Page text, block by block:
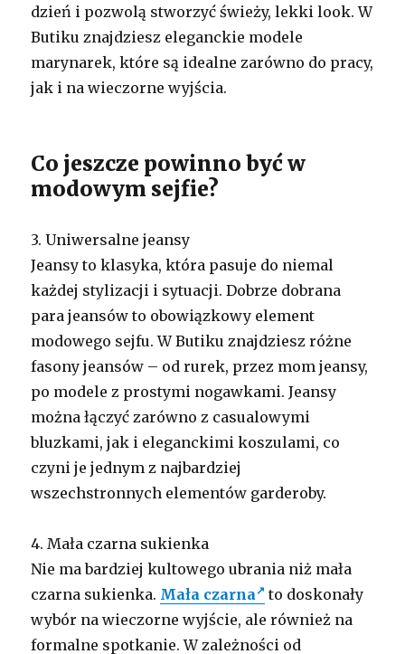
dzień i pozwolą stworzyć świeży, lekki look. W
Butiku znajdziesz eleganckie modele
marynarek, które są idealne zarówno do pracy,
jak i na wieczorne wyjścia.
Co jeszcze powinno być w
modowym sejfie?
3. Uniwersalne jeansy
Jeansy to klasyka, która pasuje do niemal
każdej stylizacji i sytuacji. Dobrze dobrana
para jeansów to obowiązkowy element
modowego sejfu. W Butiku znajdziesz różne
fasony jeansów – od rurek, przez mom jeansy,
po modele z prostymi nogawkami. Jeansy
można łączyć zarówno z casualowymi
bluzkami, jak i eleganckimi koszulami, co
czyni je jednym z najbardziej
wszechstronnych elementów garderoby.
4. Mała czarna sukienka
Nie ma bardziej kultowego ubrania niż mała
czarna sukienka. Mała czarna
to doskonały
wybór na wieczorne wyjście, ale również na
formalne spotkanie. W zależności od